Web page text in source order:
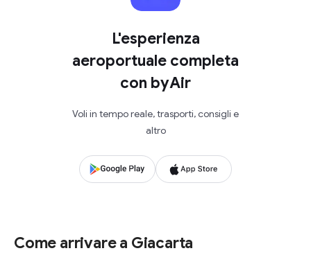
L'esperienza
aeroportuale completa
con byAir
Voli in tempo reale, trasporti, consigli e
altro
Come arrivare a Giacarta